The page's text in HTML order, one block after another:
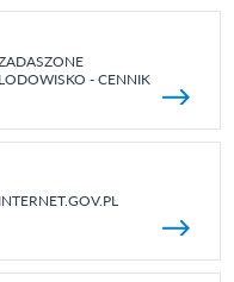
LODOWISKO - CENNIK
INTERNET.GOV.PL